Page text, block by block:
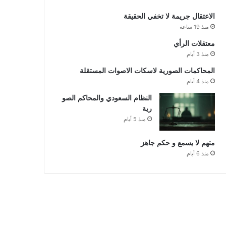
الاعتقال جريمة لا تخفي الحقيقة
منذ 19 ساعة
معتقلات الرأي
منذ 3 أيام
المحاكمات الصورية لاسكات الاصوات المستقلة
منذ 4 أيام
النظام السعودي والمحاكم الصو
رية
منذ 5 أيام
متهم لا يسمع و حكم جاهز
منذ 6 أيام